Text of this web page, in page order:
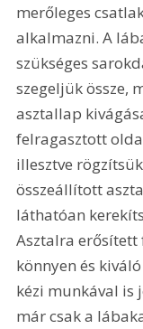
merőleges
alkalmazni. A
szükséges
szegeljük össze,
asztallap
felragasztott
illesztve
összeállított
láthatóan
Asztalra erősített
könnyen és
kézi munkával is
már csak a